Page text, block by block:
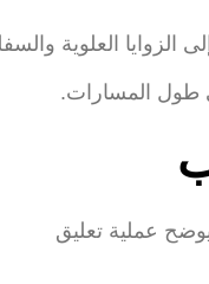
الزوايا العلوية
طول المسارات.